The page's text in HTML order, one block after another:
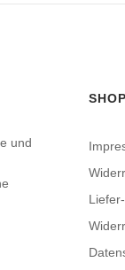
und